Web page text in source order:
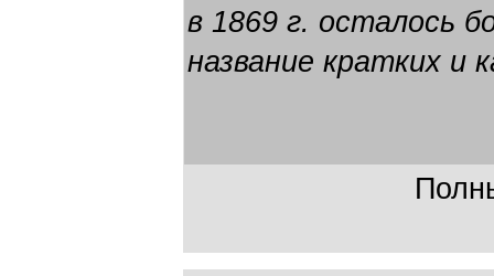
в 1869 г. осталось
название кратких и